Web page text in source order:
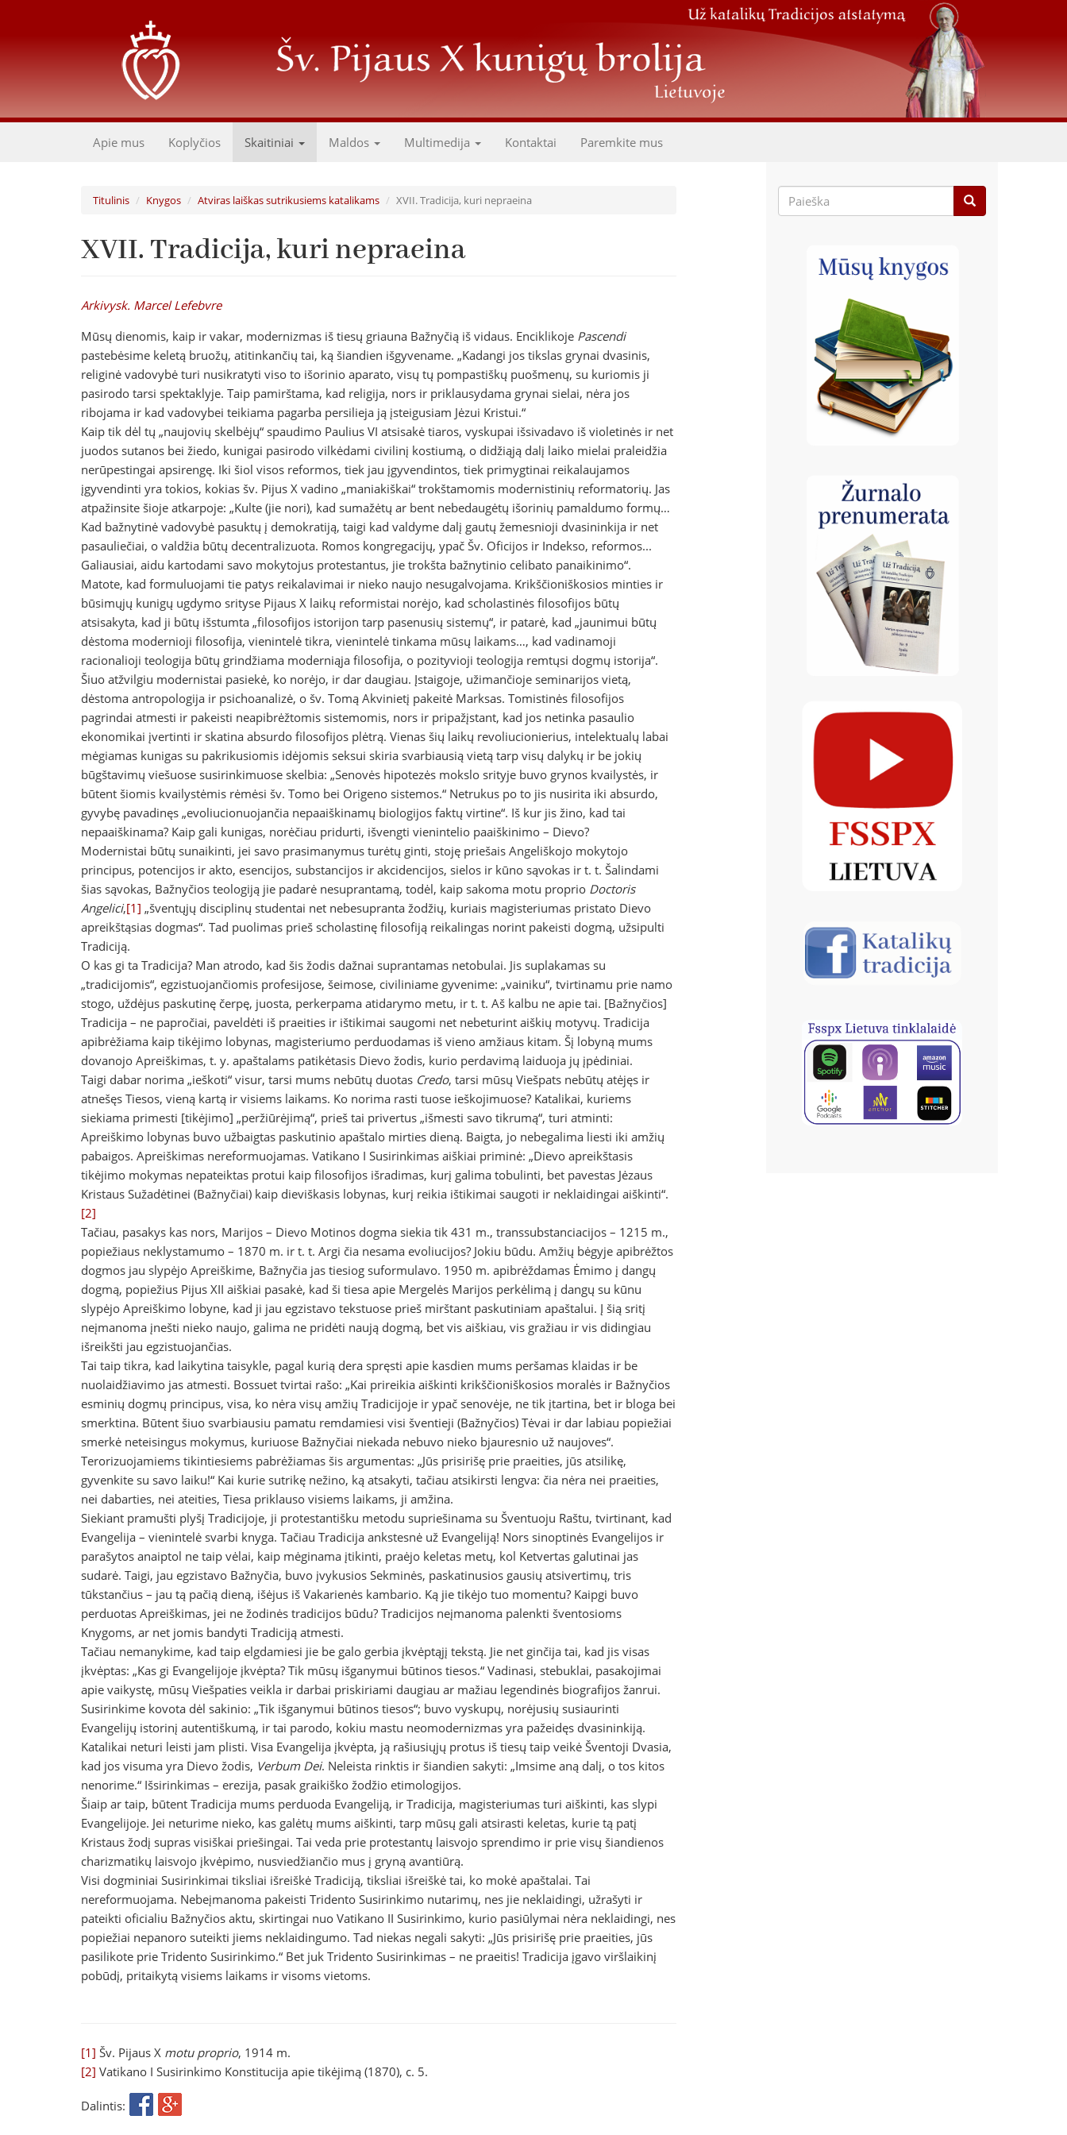
Apie mus Koplyčios Skaitiniai Maldos Multimedija Kontaktai Paremkite mus
Titulinis Knygos Atviras laiškas sutrikusiems katalikams XVII. Tradicija, kuri nepraeina
XVII. Tradicija, kuri nepraeina
Arkivysk. Marcel Lefebvre
Mūsų dienomis, kaip ir vakar, modernizmas iš tiesų griauna Bažnyčią iš vidaus. Enciklikoje Pascendi
pastebėsime keletą bruožų, atitinkančių tai, ką šiandien išgyvename. „Kadangi jos tikslas grynai dvasinis,
religinė vadovybė turi nusikratyti viso to išorinio aparato, visų tų pompastiškų puošmenų, su kuriomis ji
pasirodo tarsi spektaklyje. Taip pamirštama, kad religija, nors ir priklausydama grynai sielai, nėra jos
ribojama ir kad vadovybei teikiama pagarba persilieja ją įsteigusiam Jėzui Kristui.“
Kaip tik dėl tų „naujovių skelbėjų“ spaudimo Paulius VI atsisakė tiaros, vyskupai išsivadavo iš violetinės ir net
juodos sutanos bei žiedo, kunigai pasirodo vilkėdami civilinį kostiumą, o didžiąją dalį laiko mielai praleidžia
nerūpestingai apsirengę. Iki šiol visos reformos, tiek jau įgyvendintos, tiek primygtinai reikalaujamos
įgyvendinti yra tokios, kokias šv. Pijus X vadino „maniakiškai“ trokštamomis modernistinių reformatorių. Jas
atpažinsite šioje atkarpoje: „Kulte (jie nori), kad sumažėtų ar bent nebedaugėtų išorinių pamaldumo formų…
Kad bažnytinė vadovybė pasuktų į demokratiją, taigi kad valdyme dalį gautų žemesnioji dvasininkija ir net
pasauliečiai, o valdžia būtų decentralizuota. Romos kongregacijų, ypač Šv. Oficijos ir Indekso, reformos...
Galiausiai, aidu kartodami savo mokytojus protestantus, jie trokšta bažnytinio celibato panaikinimo“.
Matote, kad formuluojami tie patys reikalavimai ir nieko naujo nesugalvojama. Krikščioniškosios minties ir
būsimųjų kunigų ugdymo srityse Pijaus X laikų reformistai norėjo, kad scholastinės filosofijos būtų
atsisakyta, kad ji būtų išstumta „filosofijos istorijon tarp pasenusių sistemų“, ir patarė, kad „jaunimui būtų
dėstoma modernioji filosofija, vienintelė tikra, vienintelė tinkama mūsų laikams…, kad vadinamoji
racionalioji teologija būtų grindžiama moderniąja filosofija, o pozityvioji teologija remtųsi dogmų istorija“.
Šiuo atžvilgiu modernistai pasiekė, ko norėjo, ir dar daugiau. Įstaigoje, užimančioje seminarijos vietą,
dėstoma antropologija ir psichoanalizė, o šv. Tomą Akvinietį pakeitė Marksas. Tomistinės filosofijos
pagrindai atmesti ir pakeisti neapibrėžtomis sistemomis, nors ir pripažįstant, kad jos netinka pasaulio
ekonomikai įvertinti ir skatina absurdo filosofijos plėtrą. Vienas šių laikų revoliu­cionierius, intelektualų labai
mėgiamas kunigas su pakrikusiomis idėjomis seksui skiria svarbiausią vietą tarp visų dalykų ir be jokių
būgštavimų viešuose susirinkimuose skelbia: „Senovės hipotezės mokslo srityje buvo grynos kvailystės, ir
būtent šiomis kvailystėmis rėmėsi šv. Tomo bei Origeno sistemos.“ Netrukus po to jis nusirita iki absurdo,
gyvybę pavadinęs „evoliu­cionuojančia nepaaiškinamų biologijos faktų virtine“. Iš kur jis žino, kad tai
nepaaiškinama? Kaip gali kunigas, norėčiau pridurti, išvengti vienintelio paaiškinimo – Dievo?
Modernistai būtų sunaikinti, jei savo prasimanymus turėtų ginti, stoję priešais Angeliškojo mokytojo
principus, potencijos ir akto, esencijos, substancijos ir akcidencijos, sielos ir kūno sąvokas ir t. t. Šalindami
šias sąvokas, Bažnyčios teologiją jie padarė nesuprantamą, todėl, kaip sakoma motu proprio Doctoris
Angelici,[1] „šventųjų disciplinų studentai net nebesupranta žodžių, kuriais magisteriumas pristato Dievo
apreikštąsias dogmas“. Tad puolimas prieš scholastinę filosofiją reikalingas norint pakeisti dogmą, užsipulti
Tradiciją.
O kas gi ta Tradicija? Man atrodo, kad šis žodis dažnai suprantamas netobulai. Jis suplakamas su
„tradicijomis“, egzistuojančiomis profesijose, šeimose, civiliniame gyvenime: „vainiku“, tvirtinamu prie namo
stogo, uždėjus paskutinę čerpę, juosta, perkerpama atidarymo metu, ir t. t. Aš kalbu ne apie tai. [Bažnyčios]
Tradicija – ne papročiai, paveldėti iš praeities ir ištikimai saugomi net nebeturint aiškių motyvų. Tradicija
apibrėžiama kaip tikėjimo lobynas, magisteriumo perduodamas iš vieno amžiaus kitam. Šį lobyną mums
dovanojo Apreiškimas, t. y. apaštalams patikėtasis Dievo žodis, kurio perdavimą laiduoja jų įpėdiniai.
Taigi dabar norima „ieškoti“ visur, tarsi mums nebūtų duotas Credo, tarsi mūsų Viešpats nebūtų atėjęs ir
atnešęs Tiesos, vieną kartą ir visiems laikams. Ko norima rasti tuose ieškojimuose? Katalikai, kuriems
siekiama primesti [tikėjimo] „peržiūrėjimą“, prieš tai privertus „išmesti savo tikrumą“, turi atminti:
Apreiškimo lobynas buvo užbaigtas paskutinio apaštalo mirties dieną. Baigta, jo nebegalima liesti iki amžių
pabaigos. Apreiškimas nereformuojamas. Vatikano I Susirinkimas aiškiai priminė: „Dievo apreikštasis
tikėjimo mokymas nepateiktas protui kaip filosofijos išradimas, kurį galima tobulinti, bet pavestas Jėzaus
Kristaus Sužadėtinei (Bažnyčiai) kaip dieviškasis lobynas, kurį reikia ištikimai saugoti ir neklaidingai aiškinti“.
[2]
Tačiau, pasakys kas nors, Marijos – Dievo Motinos dogma siekia tik 431 m., transsubstanciacijos – 1215 m.,
popiežiaus neklystamumo – 1870 m. ir t. t. Argi čia nesama evoliucijos? Jokiu būdu. Amžių bėgyje apibrėžtos
dogmos jau slypėjo Apreiškime, Bažnyčia jas tiesiog suformulavo. 1950 m. apibrėždamas Ėmimo į dangų
dogmą, popiežius Pijus XII aiškiai pasakė, kad ši tiesa apie Mergelės Marijos perkėlimą į dangų su kūnu
slypėjo Apreiškimo lobyne, kad ji jau egzistavo tekstuose prieš mirštant paskutiniam apaštalui. Į šią sritį
neįmanoma įnešti nieko naujo, galima ne pridėti naują dogmą, bet vis aiškiau, vis gražiau ir vis didingiau
išreikšti jau egzistuojančias.
Tai taip tikra, kad laikytina taisykle, pagal kurią dera spręsti apie kasdien mums peršamas klaidas ir be
nuolaidžiavimo jas atmesti. Bossuet tvirtai rašo: „Kai prireikia aiškinti krikščio­niškosios moralės ir Bažnyčios
esminių dogmų principus, visa, ko nėra visų amžių Tradicijoje ir ypač senovėje, ne tik įtartina, bet ir bloga bei
smerktina. Būtent šiuo svarbiausiu pamatu remdamiesi visi šventieji (Bažnyčios) Tėvai ir dar labiau popiežiai
smerkė neteisingus mokymus, kuriuose Bažnyčiai niekada nebuvo nieko bjauresnio už naujoves“.
Terorizuojamiems tikintiesiems pabrėžiamas šis argumentas: „Jūs prisirišę prie praeities, jūs atsilikę,
gyvenkite su savo laiku!“ Kai kurie sutrikę nežino, ką atsakyti, tačiau atsikirsti lengva: čia nėra nei praeities,
nei dabarties, nei ateities, Tiesa priklauso visiems laikams, ji amžina.
Siekiant pramušti plyšį Tradicijoje, ji protestantišku metodu supriešinama su Šventuoju Raštu, tvirtinant, kad
Evangelija – vienintelė svarbi knyga. Tačiau Tradicija ankstesnė už Evangeliją! Nors sinoptinės Evangelijos ir
parašytos anaiptol ne taip vėlai, kaip mėginama įtikinti, praėjo keletas metų, kol Ketvertas galutinai jas
sudarė. Taigi, jau egzistavo Bažnyčia, buvo įvykusios Sekminės, paskatinusios gausių atsivertimų, tris
tūkstančius – jau tą pačią dieną, išėjus iš Vakarienės kambario. Ką jie tikėjo tuo momentu? Kaipgi buvo
perduotas Apreiškimas, jei ne žodinės tradicijos būdu? Tradicijos neįmanoma palenkti šventosioms
Knygoms, ar net jomis bandyti Tradiciją atmesti.
Tačiau nemanykime, kad taip elgdamiesi jie be galo gerbia įkvėptąjį tekstą. Jie net ginčija tai, kad jis visas
įkvėptas: „Kas gi Evangelijoje įkvėpta? Tik mūsų išganymui būtinos tiesos.“ Vadinasi, stebuklai, pasakojimai
apie vaikystę, mūsų Viešpaties veikla ir darbai priskiriami daugiau ar mažiau legendinės biografijos žanrui.
Susirinkime kovota dėl sakinio: „Tik išganymui būtinos tiesos“; buvo vyskupų, norėjusių susiaurinti
Evangelijų istorinį autentiškumą, ir tai parodo, kokiu mastu neomodernizmas yra pažeidęs dvasininkiją.
Katalikai neturi leisti jam plisti. Visa Evangelija įkvėpta, ją rašiusiųjų protus iš tiesų taip veikė Šventoji Dvasia,
kad jos visuma yra Dievo žodis, Verbum Dei. Neleista rinktis ir šiandien sakyti: „Imsime aną dalį, o tos kitos
nenorime.“ Išsirinkimas – erezija, pasak graikiško žodžio etimologijos.
Šiaip ar taip, būtent Tradicija mums perduoda Evangeliją, ir Tradicija, magisteriumas turi aiškinti, kas slypi
Evangelijoje. Jei neturime nieko, kas galėtų mums aiškinti, tarp mūsų gali atsirasti keletas, kurie tą patį
Kristaus žodį supras visiškai priešingai. Tai veda prie protestantų laisvojo sprendimo ir prie visų šiandienos
charizmatikų laisvojo įkvėpimo, nusviedžiančio mus į gryną avantiūrą.
Visi dogminiai Susirinkimai tiksliai išreiškė Tradiciją, tiksliai išreiškė tai, ko mokė apaštalai. Tai
nereformuojama. Nebeį­manoma pakeisti Tridento Susirinkimo nutarimų, nes jie neklaidingi, užrašyti ir
pateikti oficialiu Bažnyčios aktu, skirtingai nuo Vatikano II Susirinkimo, kurio pasiūlymai nėra neklaidingi, nes
popiežiai nepanoro suteikti jiems neklaidingumo. Tad niekas negali sakyti: „Jūs prisirišę prie praeities, jūs
pasilikote prie Tridento Susirinkimo.“ Bet juk Tridento Susirinkimas – ne praeitis! Tradicija įgavo viršlaikinį
pobūdį, pritaikytą visiems laikams ir visoms vietoms.
[1] Šv. Pijaus X motu proprio, 1914 m.
[2] Vatikano I Susirinkimo Konstitucija apie tikėjimą (1870), c. 5.
Dalintis:
Paieškos